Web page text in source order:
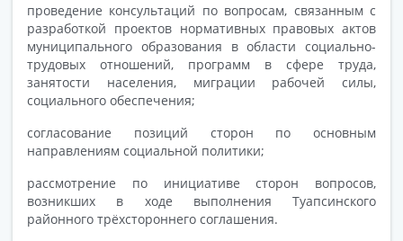
проведение консультаций по вопросам, связанным с
разработкой проектов нормативных правовых актов
муниципального образования в области социально-
трудовых отношений, программ в сфере труда,
занятости населения, миграции рабочей силы,
социального обеспечения;
согласование позиций сторон по основным
направлениям социальной политики;
рассмотрение по инициативе сторон вопросов,
возникших в ходе выполнения Туапсинского
районного трёхстороннего соглашения.